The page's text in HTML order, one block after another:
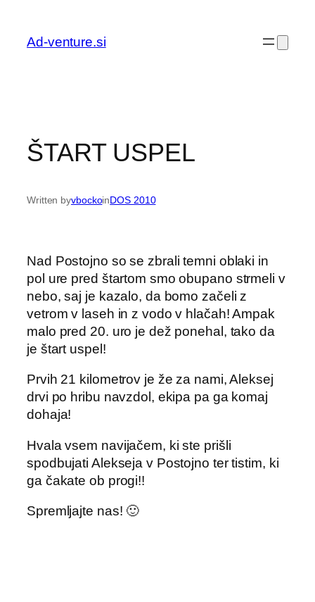
vsebino
Ad-venture.si
ŠTART USPEL
Written byvbockoinDOS 2010
Nad Postojno so se zbrali temni oblaki in
pol ure pred štartom smo obupano strmeli v
nebo, saj je kazalo, da bomo začeli z
vetrom v laseh in z vodo v hlačah! Ampak
malo pred 20. uro je dež ponehal, tako da
je štart uspel!
Prvih 21 kilometrov je že za nami, Aleksej
drvi po hribu navzdol, ekipa pa ga komaj
dohaja!
Hvala vsem navijačem, ki ste prišli
spodbujati Alekseja v Postojno ter tistim, ki
ga čakate ob progi!!
Spremljajte nas! 🙂